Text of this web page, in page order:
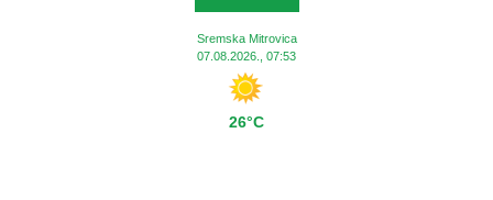
Sremska Mitrovica
07.08.2026., 07:53
26°C